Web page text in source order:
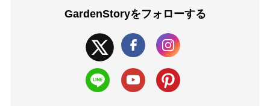
GardenStoryをフォローする